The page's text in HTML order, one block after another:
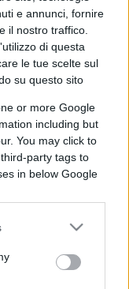
e annunci, fornire
il nostro traffico.
di questa
le tue scelte sul
su questo sito
or more Google
including but
You may click to
party tags to
in below Google